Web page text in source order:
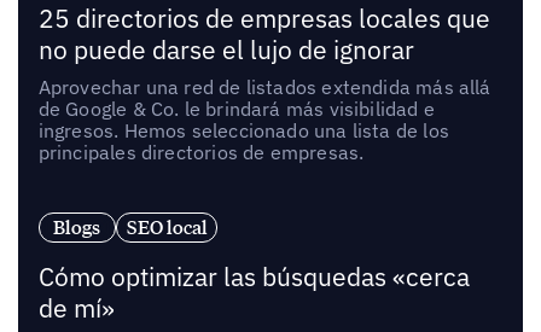
25 directorios de empresas locales que
no puede darse el lujo de ignorar
Aprovechar una red de listados extendida más allá
de Google & Co. le brindará más visibilidad e
ingresos. Hemos seleccionado una lista de los
principales directorios de empresas.
Blogs SEO local
Cómo optimizar las búsquedas «cerca
de mí»